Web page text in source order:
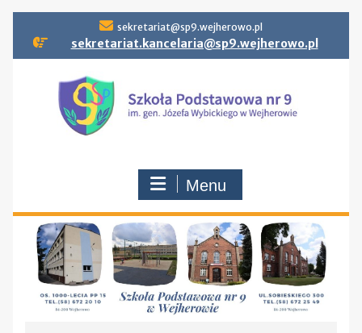
to
sekretariat@sp9.wejherowo.pl
sekretariat.kancelaria@sp9.wejherowo.pl
Menu